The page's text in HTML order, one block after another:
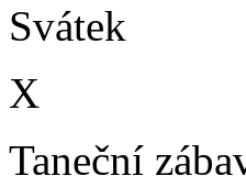
Svátek
X
Taneční